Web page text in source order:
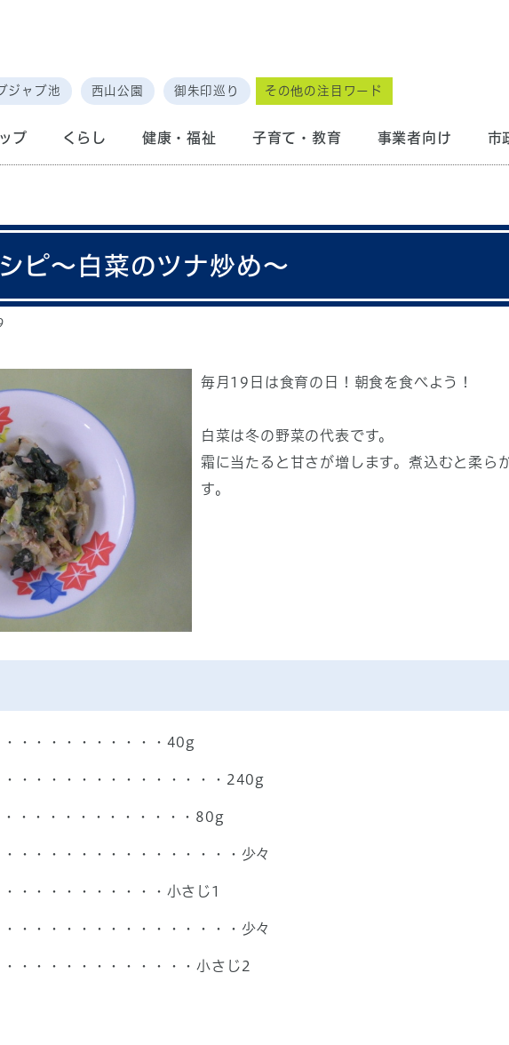
ジャブ池 西山公園 御朱印巡り その他の注目ワード
プ くらし 健康・福祉 子育て・教育 事業者向け 市
ピ～白菜のツナ炒め～
毎月19日は食育の日！朝食を食べよう！
白菜は冬の野菜の代表です。
霜に当たると甘さが増します。煮込むと柔ら
す。
・・・・・・・・・・40g
・・・・・・・・・・・・・・240g
・・・・・・・・・・・・80g
・・・・・・・・・・・・・・・少々
・・・・・・・・・・小さじ1
・・・・・・・・・・・・・・・少々
・・・・・・・・・・・・小さじ2